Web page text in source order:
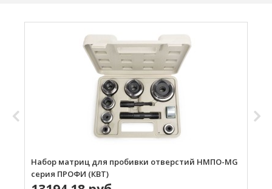
Набор матриц для пробивки отверстий НМПО-MG
серия ПРОФИ (КВТ)